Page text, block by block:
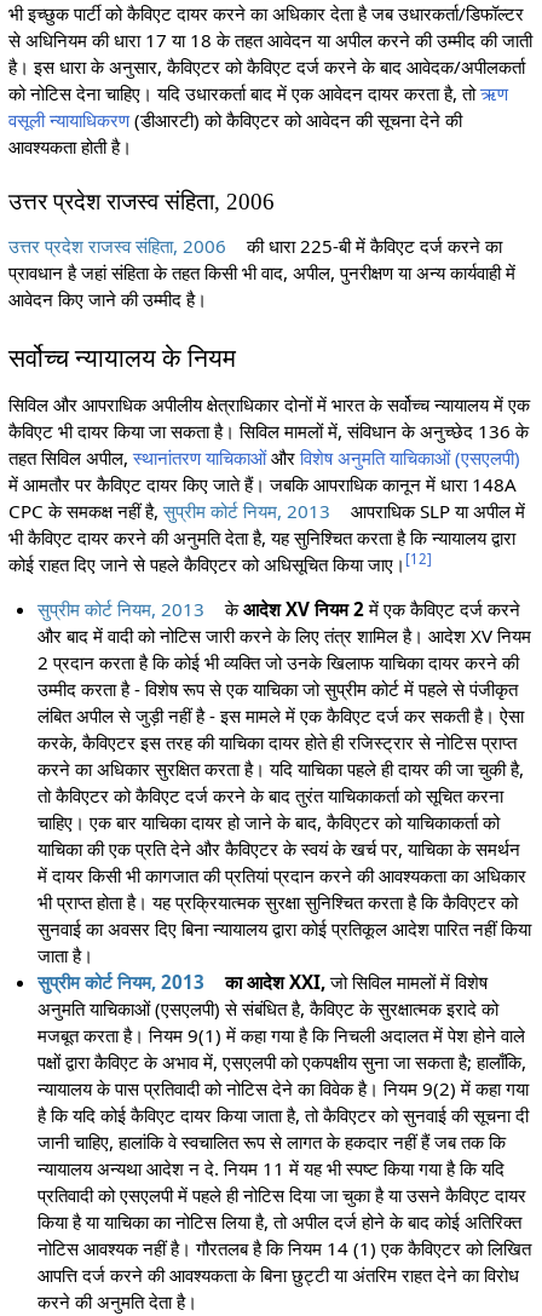
भी इच्छुक पार्टी को कैविएट दायर करने का अधिकार देता है जब उधारकर्ता/डिफॉल्टर
से अधिनियम की धारा 17 या 18 के तहत आवेदन या अपील करने की उम्मीद की जाती
है। इस धारा के अनुसार, कैविएटर को कैविएट दर्ज करने के बाद आवेदक/अपीलकर्ता
को नोटिस देना चाहिए। यदि उधारकर्ता बाद में एक आवेदन दायर करता है, तोऋण
वसूली न्यायाधिकरण(डीआरटी) को कैविएटर को आवेदन की सूचना देने की
आवश्यकता होती है।
उत्तर प्रदेश राजस्व संहिता, 2006
उत्तर प्रदेश राजस्व संहिता, 2006
की धारा 225-बी में कैविएट दर्ज करने का
प्रावधान है जहां संहिता के तहत किसी भी वाद, अपील, पुनरीक्षण या अन्य कार्यवाही में
आवेदन किए जाने की उम्मीद है।
सर्वोच्च न्यायालय के नियम
सिविल और आपराधिक अपीलीय क्षेत्राधिकार दोनों में भारत के सर्वोच्च न्यायालय में एक
कैविएट भी दायर किया जा सकता है। सिविल मामलों में, संविधान के अनुच्छेद 136 के
तहत सिविल अपील,स्थानांतरण याचिकाओंऔरविशेष अनुमति याचिकाओं (एसएलपी)
में आमतौर पर कैविएट दायर किए जाते हैं। जबकि आपराधिक कानून में धारा 148A
CPC के समकक्ष नहीं है,सुप्रीम कोर्ट नियम, 2013
आपराधिक SLP या अपील में
भी कैविएट दायर करने की अनुमति देता है, यह सुनिश्चित करता है कि न्यायालय द्वारा
कोई राहत दिए जाने से पहले कैविएटर को अधिसूचित किया जाए। [12]
सुप्रीम कोर्ट नियम, 2013 केआदेश XV नियम 2में एक कैविएट दर्ज करने
और बाद में वादी को नोटिस जारी करने के लिए तंत्र शामिल है। आदेश XV नियम
2 प्रदान करता है कि कोई भी व्यक्ति जो उनके खिलाफ याचिका दायर करने की
उम्मीद करता है - विशेष रूप से एक याचिका जो सुप्रीम कोर्ट में पहले से पंजीकृत
लंबित अपील से जुड़ी नहीं है - इस मामले में एक कैविएट दर्ज कर सकती है। ऐसा
करके, कैविएटर इस तरह की याचिका दायर होते ही रजिस्ट्रार से नोटिस प्राप्त
करने का अधिकार सुरक्षित करता है। यदि याचिका पहले ही दायर की जा चुकी है,
तो कैविएटर को कैविएट दर्ज करने के बाद तुरंत याचिकाकर्ता को सूचित करना
चाहिए। एक बार याचिका दायर हो जाने के बाद, कैविएटर को याचिकाकर्ता को
याचिका की एक प्रति देने और कैविएटर के स्वयं के खर्च पर, याचिका के समर्थन
में दायर किसी भी कागजात की प्रतियां प्रदान करने की आवश्यकता का अधिकार
भी प्राप्त होता है। यह प्रक्रियात्मक सुरक्षा सुनिश्चित करता है कि कैविएटर को
सुनवाई का अवसर दिए बिना न्यायालय द्वारा कोई प्रतिकूल आदेश पारित नहीं किया
जाता है।
सुप्रीम कोर्ट नियम, 2013
का आदेश XXI,जो सिविल मामलों में विशेष
अनुमति याचिकाओं (एसएलपी) से संबंधित है, कैविएट के सुरक्षात्मक इरादे को
मजबूत करता है। नियम 9(1) में कहा गया है कि निचली अदालत में पेश होने वाले
पक्षों द्वारा कैविएट के अभाव में, एसएलपी को एकपक्षीय सुना जा सकता है; हालाँकि,
न्यायालय के पास प्रतिवादी को नोटिस देने का विवेक है। नियम 9(2) में कहा गया
है कि यदि कोई कैविएट दायर किया जाता है, तो कैविएटर को सुनवाई की सूचना दी
जानी चाहिए, हालांकि वे स्वचालित रूप से लागत के हकदार नहीं हैं जब तक कि
न्यायालय अन्यथा आदेश न दे. नियम 11 में यह भी स्पष्ट किया गया है कि यदि
प्रतिवादी को एसएलपी में पहले ही नोटिस दिया जा चुका है या उसने कैविएट दायर
किया है या याचिका का नोटिस लिया है, तो अपील दर्ज होने के बाद कोई अतिरिक्त
नोटिस आवश्यक नहीं है। गौरतलब है कि नियम 14 (1) एक कैविएटर को लिखित
आपत्ति दर्ज करने की आवश्यकता के बिना छुट्टी या अंतरिम राहत देने का विरोध
करने की अनुमति देता है।